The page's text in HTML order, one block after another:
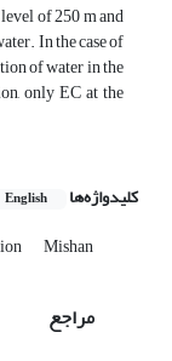
of 250 m and
In the case of
of water in the
only EC at the
کلیدواژه‌ها English
Mishan
مراجع